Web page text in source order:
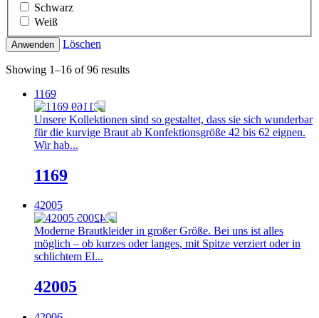
Schwarz
Weiß
Anwenden Löschen
Showing 1–16 of 96 results
1169
Unsere Kollektionen sind so gestaltet, dass sie sich wunderbar
für die kurvige Braut ab Konfektionsgröße 42 bis 62 eignen.
Wir hab...
1169
42005
Moderne Brautkleider in großer Größe. Bei uns ist alles
möglich – ob kurzes oder langes, mit Spitze verziert oder in
schlichtem El...
42005